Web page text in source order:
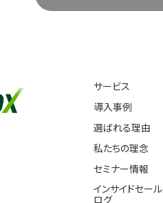
サービス
導入事例
選ばれる理由
私たちの理念
セミナー情報
インサイドセー
ログ